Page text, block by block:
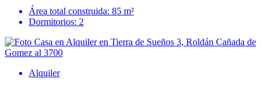
Área total construida: 85 m²
Dormitorios: 2
Alquiler